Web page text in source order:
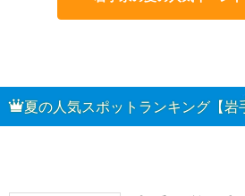
夏の人気スポットランキング【岩